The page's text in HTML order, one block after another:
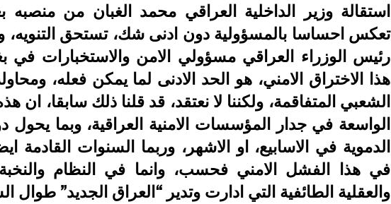
استقالة وزير الداخلية العراقي محمد الغبان من منصبه
تعكس احساسا بالمسؤولية دون ادنى شك، تستحق التنويه،
رئيس الوزراء العراقي مسؤولي الامن والاستخبارات في
هذا الاختراق الامني، هو الحد الادنى لما يمكن فعله،
الشعبي المتفاقمة، ولكننا لا نعتقد، قد قلنا ذلك سابقا، ان
الواسعة في جدار المؤسسات الامنية العراقية، وبما يحول
الدموية في الاسابيع، او الاشهر، وربما السنوات القادمة
في هذا الفشل الامني فحسب، وانما في النظام والنخبة
والعقلية الطائفية التي ادارت وتدير “العراق الجديد” طوال